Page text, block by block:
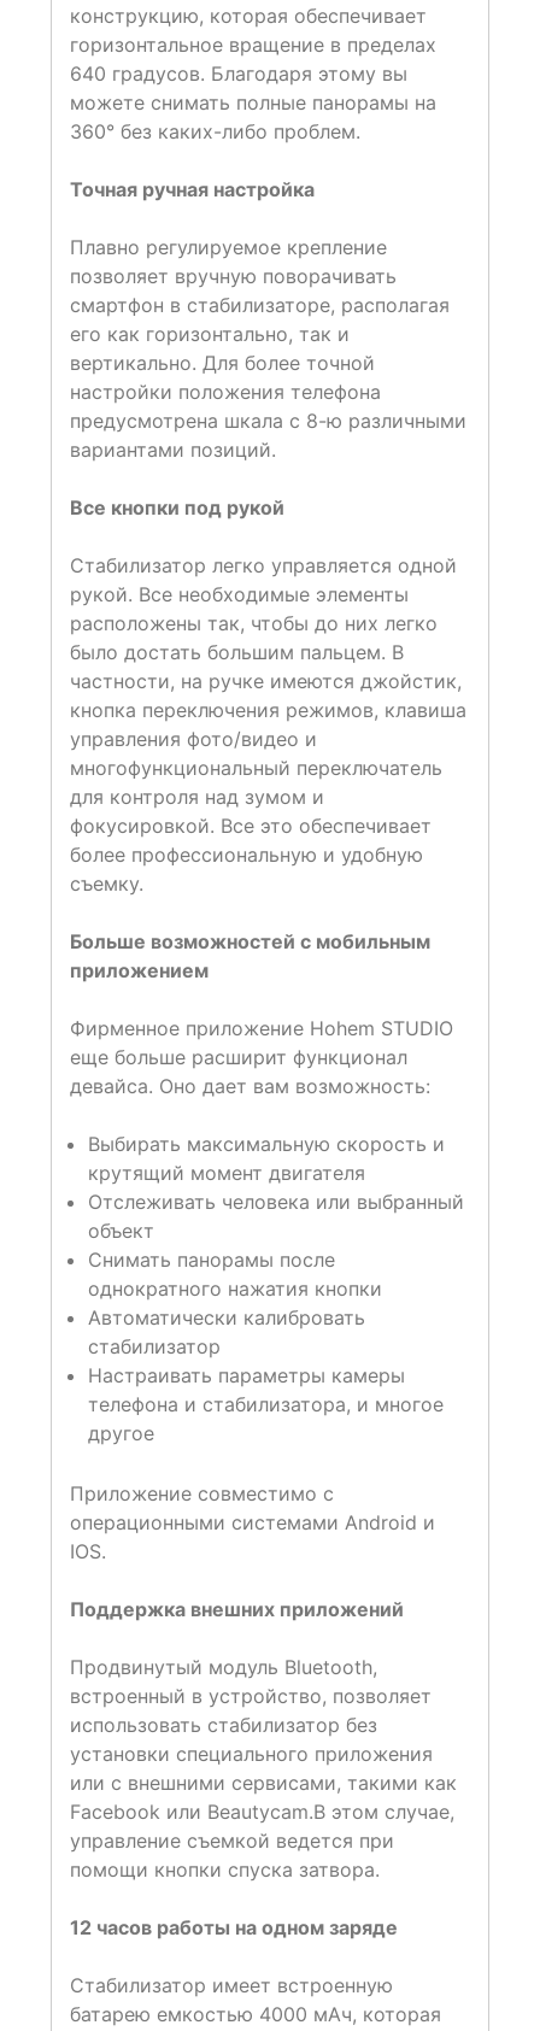
конструкцию, которая обеспечивает
горизонтальное вращение в пределах
640 градусов. Благодаря этому вы
можете снимать полные панорамы на
360° без каких-либо проблем.
Точная ручная настройка
Плавно регулируемое крепление
позволяет вручную поворачивать
смартфон в стабилизаторе, располагая
его как горизонтально, так и
вертикально. Для более точной
настройки положения телефона
предусмотрена шкала с 8-ю различными
вариантами позиций.
Все кнопки под рукой
Стабилизатор легко управляется одной
рукой. Все необходимые элементы
расположены так, чтобы до них легко
было достать большим пальцем. В
частности, на ручке имеются джойстик,
кнопка переключения режимов, клавиша
управления фото/видео и
многофункциональный переключатель
для контроля над зумом и
фокусировкой. Все это обеспечивает
более профессиональную и удобную
съемку.
Больше возможностей с мобильным
приложением
Фирменное приложение Hohem STUDIO
еще больше расширит функционал
девайса. Оно дает вам возможность:
Выбирать максимальную скорость и
крутящий момент двигателя
Отслеживать человека или выбранный
объект
Снимать панорамы после
однократного нажатия кнопки
Автоматически калибровать
стабилизатор
Настраивать параметры камеры
телефона и стабилизатора, и многое
другое
Приложение совместимо с
операционными системами Android и
IOS.
Поддержка внешних приложений
Продвинутый модуль Bluetooth,
встроенный в устройство, позволяет
использовать стабилизатор без
установки специального приложения
или с внешними сервисами, такими как
Facebook или Beautycam.В этом случае,
управление съемкой ведется при
помощи кнопки спуска затвора.
12 часов работы на одном заряде
Стабилизатор имеет встроенную
батарею емкостью 4000 мАч, которая